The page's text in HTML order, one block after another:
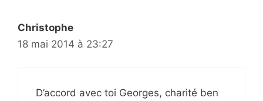
Christophe
18 mai 2014 à 23:27
D’accord avec toi Georges, charité ben